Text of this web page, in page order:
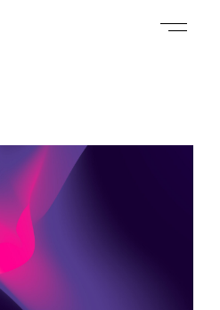
所有岗位